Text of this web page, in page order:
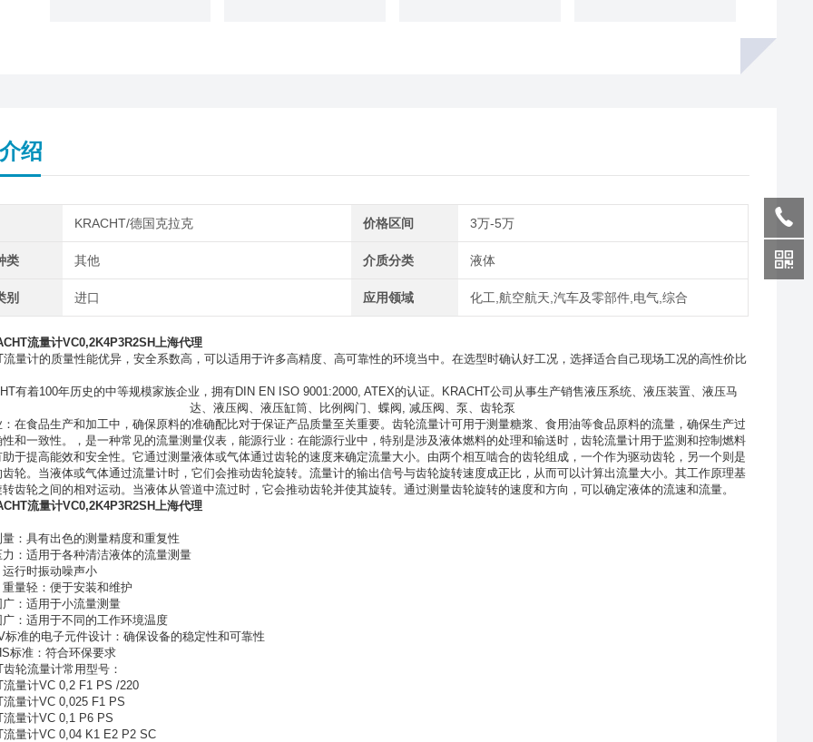
绍
KRACHT/德国克拉克 价格区间 3万-5万
类 其他 介质分类 液体
别 进口 应用领域 化工,航空航天,汽车及零部件,电气,综合
流量计VC0,2K4P3R2SH上海代理
流量计的质量性能优异，安全系数高，可以适用于许多高精度、高可靠性的环境当中。在选型时确认好工况，选择适合自己现场工况的高性价比
有着100年历史的中等规模家族企业，拥有DIN EN ISO 9001:2000, ATEX的认证。 KRACHT公司从事生产销售液压系统、液压装置、液压马
达、液压阀、液压缸筒、比例阀门、蝶阀, 减压阀、泵、齿轮泵
在食品生产和加工中，确保原料的准确配比对于保证产品质量至关重要。齿轮流量计可用于测量糖浆、食用油等食品原料的流量，确保生产过
和一致性。，是一种常见的流量测量仪表，能源行业：在能源行业中，特别是涉及液体燃料的处理和输送时，齿轮流量计用于监测和控制燃料
于提高能效和安全性。它通过测量液体或气体通过齿轮的速度来确定流量大小。由两个相互啮合的齿轮组成，一个作为驱动齿轮，另一个则是
轮。当液体或气体通过流量计时，它们会推动齿轮旋转。流量计的输出信号与齿轮旋转速度成正比，从而可以计算出流量大小。其工作原理基
齿轮之间的相对运动。当液体从管道中流过时，它会推动齿轮并使其旋转。通过测量齿轮旋转的速度和方向，可以确定液体的流速和流量。
流量计VC0,2K4P3R2SH上海代理
：具有出色的测量精度和重复性
：适用于各种清洁液体的流量测量
行时振动噪声小
量轻：便于安装和维护
：适用于小流量测量
：适用于不同的工作环境温度
标准的电子元件设计：确保设备的稳定性和可靠性
标准：符合环保要求
轮流量计常用型号：
流量计VC 0,2 F1 PS /220
流量计VC 0,025 F1 PS
流量计VC 0,1 P6 PS
流量计VC 0,04 K1 E2 P2 SC